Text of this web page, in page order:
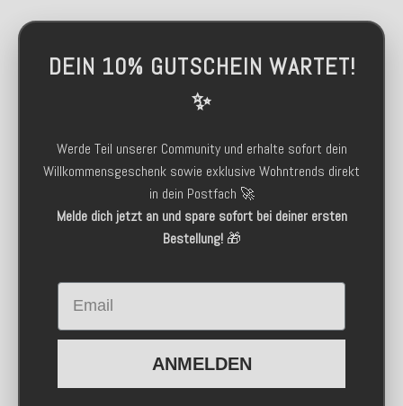
DEIN 10% GUTSCHEIN WARTET!
✨
Werde Teil unserer Community und erhalte sofort dein
Willkommensgeschenk sowie exklusive Wohntrends direkt
in dein Postfach 🚀
Melde dich jetzt an und spare sofort bei deiner ersten
Bestellung!🎁
Email
ANMELDEN